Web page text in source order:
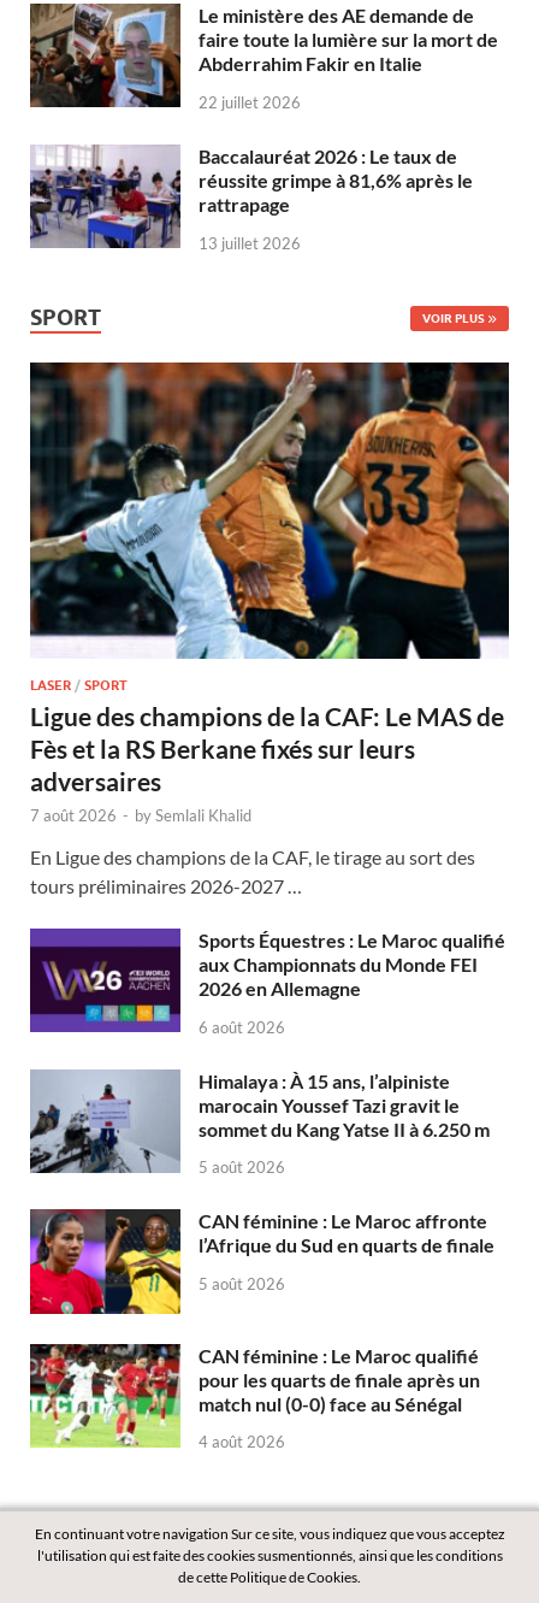
Le ministère des AE demande de
faire toute la lumière sur la mort de
Abderrahim Fakir en Italie
22 juillet 2026
Baccalauréat 2026 : Le taux de
réussite grimpe à 81,6% après le
rattrapage
13 juillet 2026
SPORT VOIR PLUS
LASER / SPORT
Ligue des champions de la CAF: Le MAS de
Fès et la RS Berkane fixés sur leurs
adversaires
7 août 2026 - bySemlali Khalid
En Ligue des champions de la CAF, le tirage au sort des
tours préliminaires 2026-2027 …
Sports Équestres : Le Maroc qualifié
aux Championnats du Monde FEI
2026 en Allemagne
6 août 2026
Himalaya : À 15 ans, l’alpiniste
marocain Youssef Tazi gravit le
sommet du Kang Yatse II à 6.250 m
5 août 2026
CAN féminine : Le Maroc affronte
l’Afrique du Sud en quarts de finale
5 août 2026
CAN féminine : Le Maroc qualifié
pour les quarts de finale après un
match nul (0-0) face au Sénégal
4 août 2026
En continuant votre navigation Sur ce site, vous indiquez que vous acceptez
l'utilisation qui est faite des cookies susmentionnés, ainsi que les conditions
de cette Politique de Cookies.